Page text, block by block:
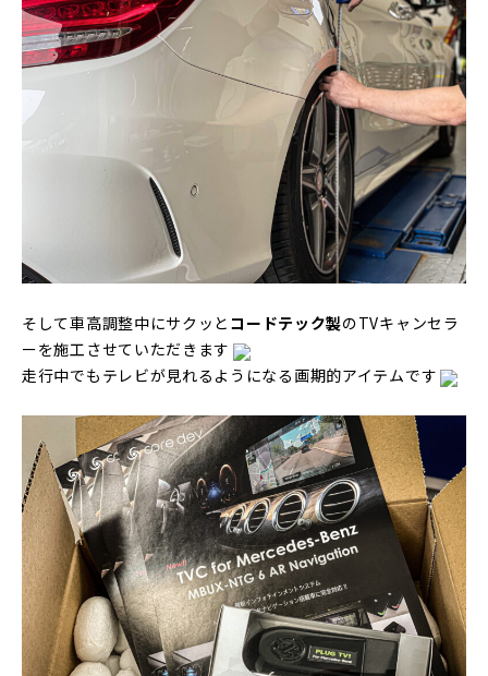
そして車高調整中にサクッと コードテック製のTVキャンセラ
ーを施工させていただきます
走行中でもテレビが見れるようになる画期的アイテムです